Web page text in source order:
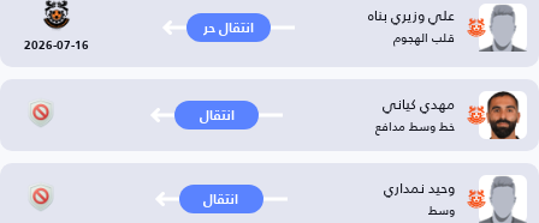
علي وزيري بناه
قلب الهجوم انتقال حر
2026-07-16
مهدي كياني
خط وسط مدافع انتقال
وحيد نمداري
وسط انتقال